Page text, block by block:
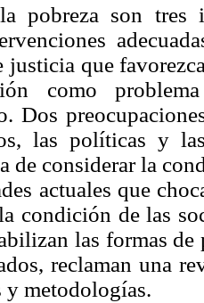
pobreza son tres
justicia que
como
Dos
las políticas y
de considerar la
actuales que
condición de las
las formas
reclaman una
y metodologías.